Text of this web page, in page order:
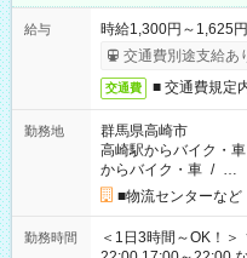
給与
時給1,300円～1,625円
交通費別途支給あ
交通費 ■ 交通費規定
勤務地
群馬県高崎市
高崎駅からバイク・車
からバイク・車 / …
■物流センターな
勤務時間
＜1日3時間～OK！＞ ▼ 例えば… ▼ 15:00～18:00 15:00～